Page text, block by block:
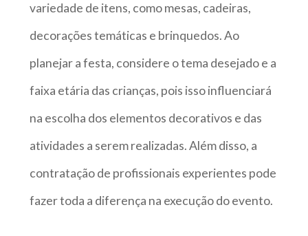
variedade de itens, como mesas, cadeiras,
decorações temáticas e brinquedos. Ao
planejar a festa, considere o tema desejado e a
faixa etária das crianças, pois isso influenciará
na escolha dos elementos decorativos e das
atividades a serem realizadas. Além disso, a
contratação de profissionais experientes pode
fazer toda a diferença na execução do evento.